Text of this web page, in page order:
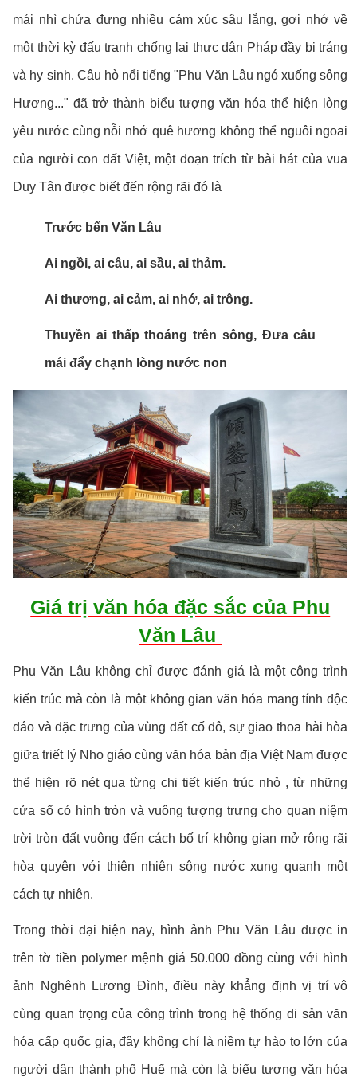
mái nhì chứa đựng nhiều cảm xúc sâu lắng, gợi nhớ về
một thời kỳ đấu tranh chống lại thực dân Pháp đầy bi tráng
và hy sinh. Câu hò nổi tiếng "Phu Văn Lâu ngó xuống sông
Hương..." đã trở thành biểu tượng văn hóa thể hiện lòng
yêu nước cùng nỗi nhớ quê hương không thể nguôi ngoai
của người con đất Việt, một đoạn trích từ bài hát của vua
Duy Tân được biết đến rộng rãi đó là
Trước bến Văn Lâu
Ai ngồi, ai câu, ai sầu, ai thảm.
Ai thương, ai cảm, ai nhớ, ai trông.
Thuyền ai thấp thoáng trên sông, Đưa câu
mái đẩy chạnh lòng nước non
Giá trị văn hóa đặc sắc của Phu
Văn Lâu
Phu Văn Lâu không chỉ được đánh giá là một công trình
kiến trúc mà còn là một không gian văn hóa mang tính độc
đáo và đặc trưng của vùng đất cố đô, sự giao thoa hài hòa
giữa triết lý Nho giáo cùng văn hóa bản địa Việt Nam được
thể hiện rõ nét qua từng chi tiết kiến trúc nhỏ , từ những
cửa sổ có hình tròn và vuông tượng trưng cho quan niệm
trời tròn đất vuông đến cách bố trí không gian mở rộng rãi
hòa quyện với thiên nhiên sông nước xung quanh một
cách tự nhiên.
Trong thời đại hiện nay, hình ảnh Phu Văn Lâu được in
trên tờ tiền polymer mệnh giá 50.000 đồng cùng với hình
ảnh Nghênh Lương Đình, điều này khẳng định vị trí vô
cùng quan trọng của công trình trong hệ thống di sản văn
hóa cấp quốc gia, đây không chỉ là niềm tự hào to lớn của
người dân thành phố Huế mà còn là biểu tượng văn hóa